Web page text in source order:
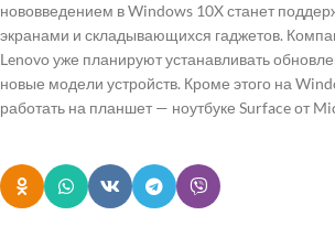
нововведением в Windows 10X станет
экранами и складывающихся гаджетов.
Lenovo уже планируют устанавливать
новые модели устройств. Кроме этого на
работать на планшет — ноутбуке Surface от